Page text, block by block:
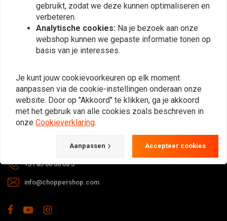
levertijden, retouren & reparaties of
algemene informatie kun je altijd op
één van de onderstaande manieren
Gotenburgweg 46a, 9723 TM Groningen (The Netherlands)
+31 85 06 06 06 5
info@choppershop.com
gebruikt, zodat we deze kunnen optimaliseren en
verbeteren.
Analytische cookies: Na je bezoek aan onze
webshop kunnen we gepaste informatie tonen op
basis van je interesses.
Je kunt jouw cookievoorkeuren op elk moment
aanpassen via de cookie-instellingen onderaan onze
website. Door op "Akkoord" te klikken, ga je akkoord
met het gebruik van alle cookies zoals beschreven in
onze Cookieverklaring.
Aanpassen Accepteer cookies